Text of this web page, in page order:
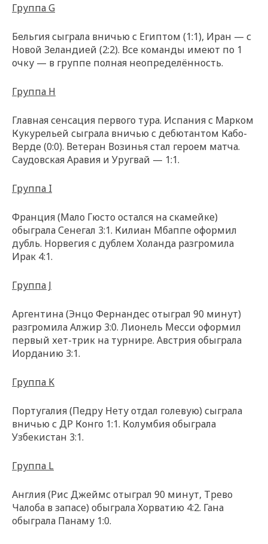
Группа G
Бельгия сыграла вничью с Египтом (1:1), Иран — с
Новой Зеландией (2:2). Все команды имеют по 1
очку — в группе полная неопределённость.
Группа H
Главная сенсация первого тура. Испания с Марком
Кукурельей сыграла вничью с дебютантом Кабо-
Верде (0:0). Ветеран Возинья стал героем матча.
Саудовская Аравия и Уругвай — 1:1.
Группа I
Франция (Мало Гюсто остался на скамейке)
обыграла Сенегал 3:1. Килиан Мбаппе оформил
дубль. Норвегия с дублем Холанда разгромила
Ирак 4:1.
Группа J
Аргентина (Энцо Фернандес отыграл 90 минут)
разгромила Алжир 3:0. Лионель Месси оформил
первый хет-трик на турнире. Австрия обыграла
Иорданию 3:1.
Группа K
Португалия (Педру Нету отдал голевую) сыграла
вничью с ДР Конго 1:1. Колумбия обыграла
Узбекистан 3:1.
Группа L
Англия (Рис Джеймс отыграл 90 минут, Трево
Чалоба в запасе) обыграла Хорватию 4:2. Гана
обыграла Панаму 1:0.